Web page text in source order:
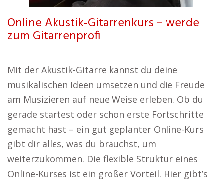
Online Akustik-Gitarrenkurs – werde
zum Gitarrenprofi
Mit der Akustik-Gitarre kannst du deine
musikalischen Ideen umsetzen und die Freude
am Musizieren auf neue Weise erleben. Ob du
gerade startest oder schon erste Fortschritte
gemacht hast – ein gut geplanter Online-Kurs
gibt dir alles, was du brauchst, um
weiterzukommen. Die flexible Struktur eines
Online-Kurses ist ein großer Vorteil. Hier gibt’s